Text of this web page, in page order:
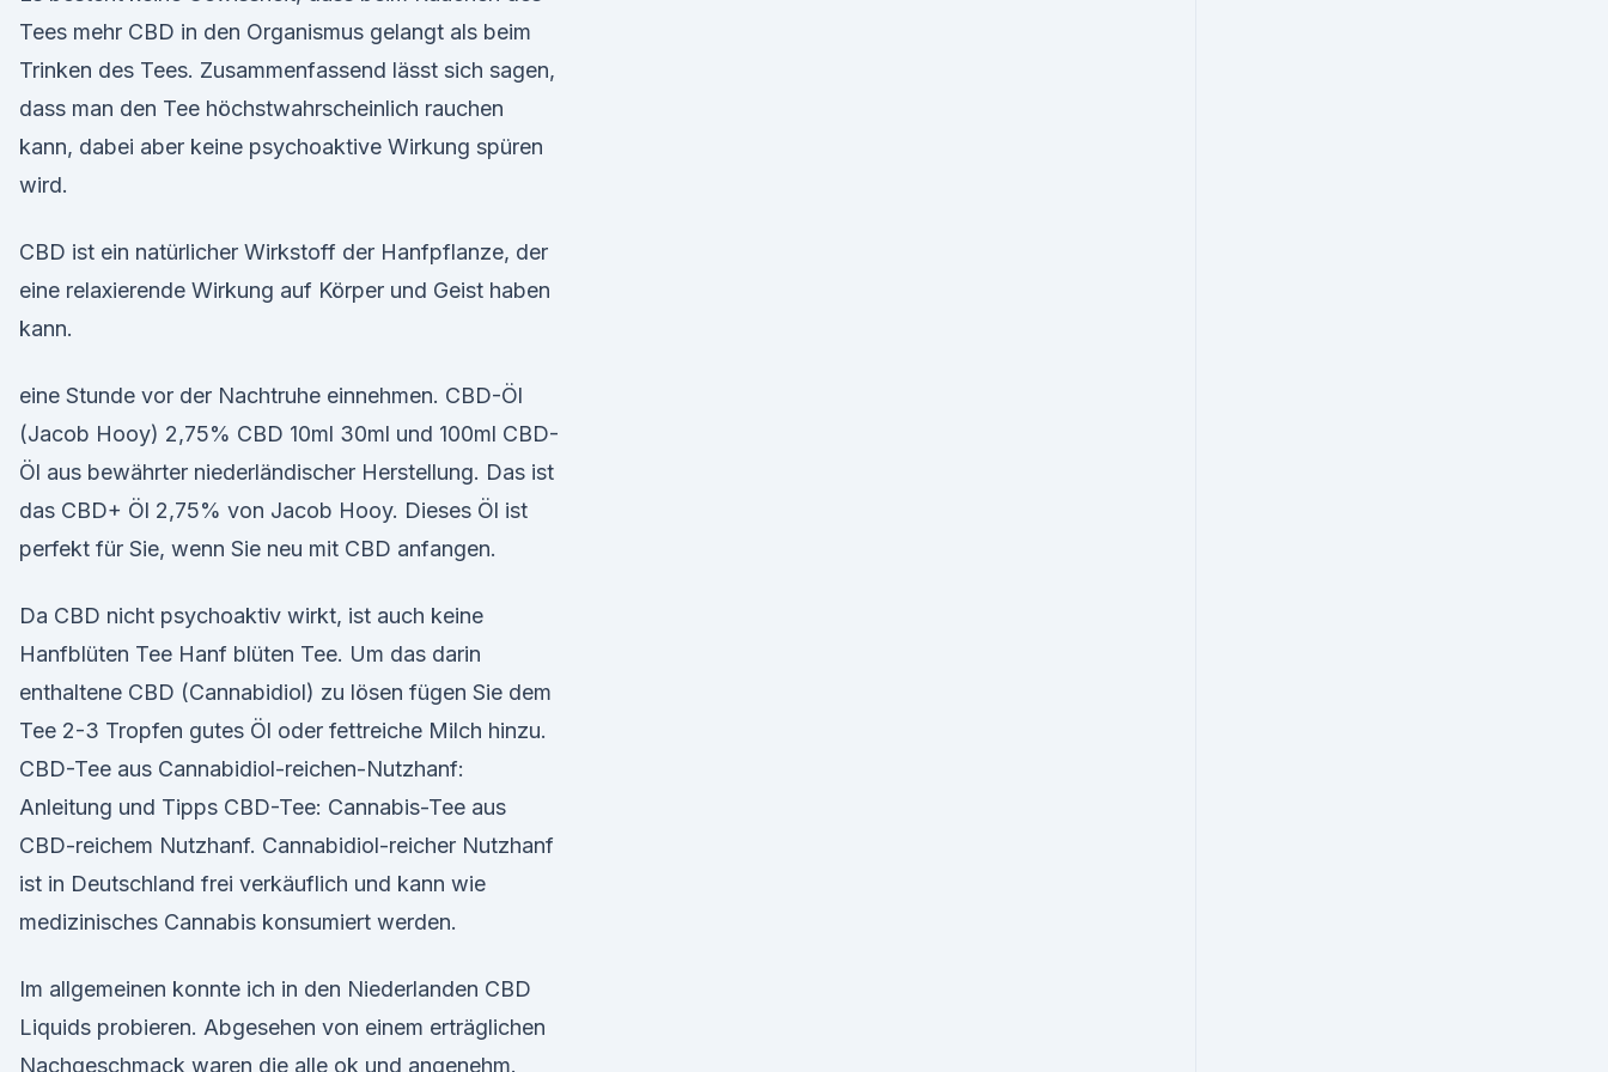
Tees mehr CBD in den Organismus gelangt als beim
Trinken des Tees. Zusammenfassend lässt sich sagen,
dass man den Tee höchstwahrscheinlich rauchen
kann, dabei aber keine psychoaktive Wirkung spüren
wird.
CBD ist ein natürlicher Wirkstoff der Hanfpflanze, der
eine relaxierende Wirkung auf Körper und Geist haben
kann.
eine Stunde vor der Nachtruhe einnehmen. CBD-Öl
(Jacob Hooy) 2,75% CBD 10ml 30ml und 100ml CBD-
Öl aus bewährter niederländischer Herstellung. Das ist
das CBD+ Öl 2,75% von Jacob Hooy. Dieses Öl ist
perfekt für Sie, wenn Sie neu mit CBD anfangen.
Da CBD nicht psychoaktiv wirkt, ist auch keine
Hanfblüten Tee Hanf blüten Tee. Um das darin
enthaltene CBD (Cannabidiol) zu lösen fügen Sie dem
Tee 2-3 Tropfen gutes Öl oder fettreiche Milch hinzu.
CBD-Tee aus Cannabidiol-reichen-Nutzhanf:
Anleitung und Tipps CBD-Tee: Cannabis-Tee aus
CBD-reichem Nutzhanf. Cannabidiol-reicher Nutzhanf
ist in Deutschland frei verkäuflich und kann wie
medizinisches Cannabis konsumiert werden.
Im allgemeinen konnte ich in den Niederlanden CBD
Liquids probieren. Abgesehen von einem erträglichen
Nachgeschmack waren die alle ok und angenehm.